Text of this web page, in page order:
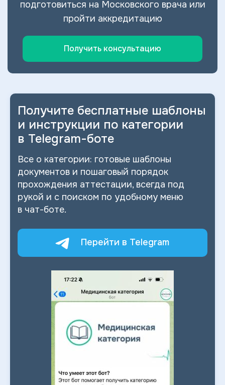
подготовиться на Московского врача или
пройти аккредитацию
Получить консультацию
Получите бесплатные шаблоны
и инструкции по категории
в Telegram-боте
Все о категории: готовые шаблоны
документов и пошаговый порядок
прохождения аттестации, всегда под
рукой и с поиском по удобному меню
в чат-боте.
Перейти в Telegram